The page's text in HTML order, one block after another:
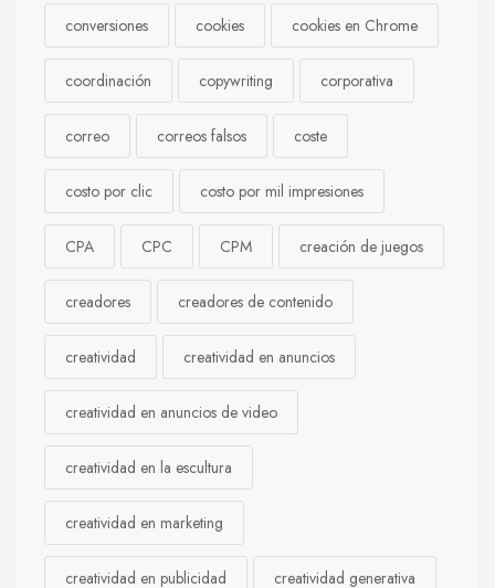
conversiones cookies cookies en Chrome
coordinación copywriting corporativa
correo correos falsos coste
costo por clic costo por mil impresiones
CPA CPC CPM creación de juegos
creadores creadores de contenido
creatividad creatividad en anuncios
creatividad en anuncios de video
creatividad en la escultura
creatividad en marketing
creatividad en publicidad creatividad generativa